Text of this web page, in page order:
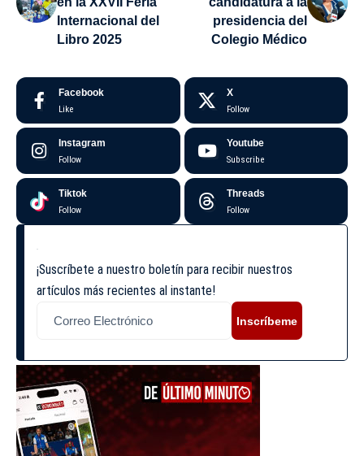
Internacional del
Libro 2025
presidencia del
Colegio Médico
Facebook
Like
X
Follow
Instagram
Follow
Youtube
Subscribe
Tiktok
Follow
Threads
Follow
¡Suscríbete a nuestro boletín para recibir nuestros
artículos más recientes al instante!
Inscríbeme